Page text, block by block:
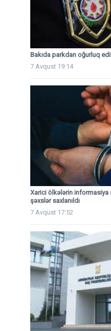
Bakıda parkdan oğurluq
7 Avqust 19:14
Xarici ölkələrin informasiya
şəxslər saxlanıldı
7 Avqust 17:52